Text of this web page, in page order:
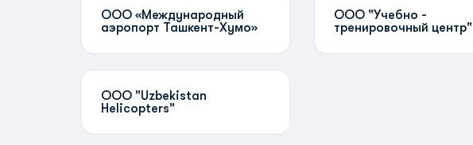
ООО «Международный
аэропорт Ташкент-Хумо»
ООО "Учебно -
тренировочный центр"
ООО "Uzbekistan
Helicopters"